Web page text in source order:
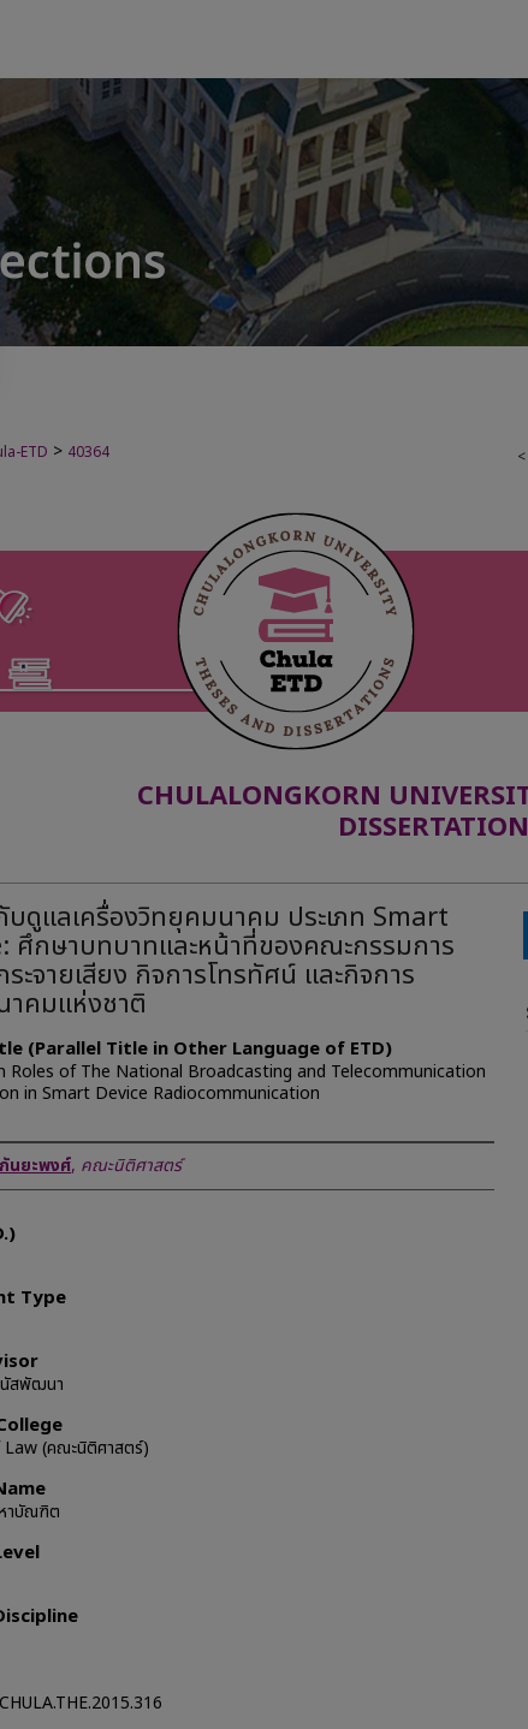
<
ETD > 40364
CHULALONGKORN
บดูแลเครื่องวิทยุคมนาคม ประเภท Smart
ศึกษาบทบาทและหน้าที่ของคณะกรรมการ
ะจายเสียง กิจการโทรทัศน์ และกิจการ
าคมแห่งชาติ
(Parallel Title in Other Language of ETD)
Roles of The National Broadcasting and Telecommunication
in Smart Device Radiocommunication
นยะพงศ์, คณะนิติศาสตร์
Type
สพัฒนา
(คณะนิติศาสตร์)
าบัณฑิต